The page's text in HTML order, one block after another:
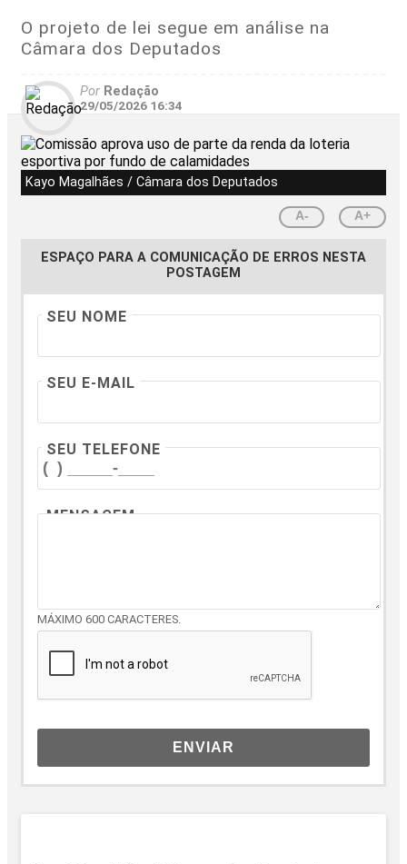
O projeto de lei segue em análise na
Câmara dos Deputados
Por Redação
29/05/2026 16:34
Kayo Magalhães / Câmara dos Deputados
A- A+
ESPAÇO PARA A COMUNICAÇÃO DE ERROS NESTA
POSTAGEM
SEU NOME
SEU E-MAIL
SEU TELEFONE
MENSAGEM
MÁXIMO 600 CARACTERES.
ENVIAR